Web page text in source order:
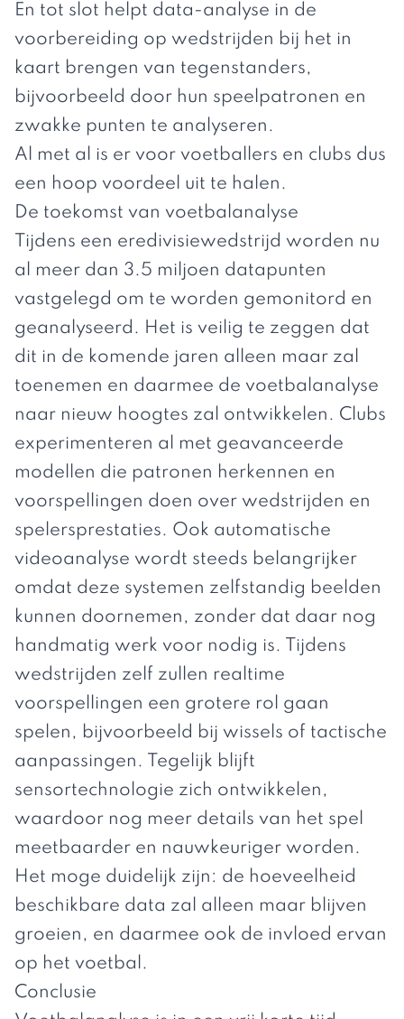
En tot slot helpt data-analyse in de
voorbereiding op wedstrijden bij het in
kaart brengen van tegenstanders,
bijvoorbeeld door hun speelpatronen en
zwakke punten te analyseren.
Al met al is er voor voetballers en clubs dus
een hoop voordeel uit te halen.
De toekomst van voetbalanalyse
Tijdens een eredivisiewedstrijd worden nu
al meer dan 3.5 miljoen datapunten
vastgelegd om te worden gemonitord en
geanalyseerd. Het is veilig te zeggen dat
dit in de komende jaren alleen maar zal
toenemen en daarmee de voetbalanalyse
naar nieuw hoogtes zal ontwikkelen. Clubs
experimenteren al met geavanceerde
modellen die patronen herkennen en
voorspellingen doen over wedstrijden en
spelersprestaties. Ook automatische
videoanalyse wordt steeds belangrijker
omdat deze systemen zelfstandig beelden
kunnen doornemen, zonder dat daar nog
handmatig werk voor nodig is. Tijdens
wedstrijden zelf zullen realtime
voorspellingen een grotere rol gaan
spelen, bijvoorbeeld bij wissels of tactische
aanpassingen. Tegelijk blijft
sensortechnologie zich ontwikkelen,
waardoor nog meer details van het spel
meetbaarder en nauwkeuriger worden.
Het moge duidelijk zijn: de hoeveelheid
beschikbare data zal alleen maar blijven
groeien, en daarmee ook de invloed ervan
op het voetbal.
Conclusie